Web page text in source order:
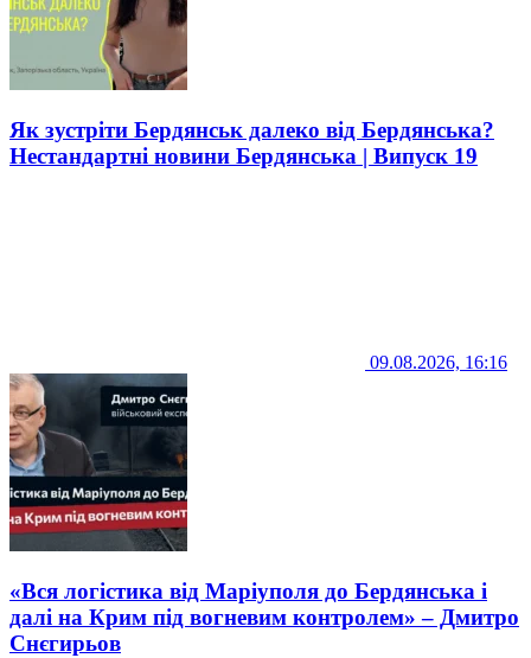
Як зустріти Бердянськ далеко від Бердянська?
Нестандартні новини Бердянська | Випуск 19
09.08.2026, 16:16
«Вся логістика від Маріуполя до Бердянська і
далі на Крим під вогневим контролем» – Дмитро
Снєгирьов